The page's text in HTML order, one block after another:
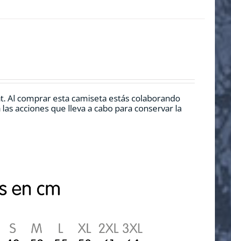
Al comprar esta camiseta estás colaborando
acciones que lleva a cabo para conservar la